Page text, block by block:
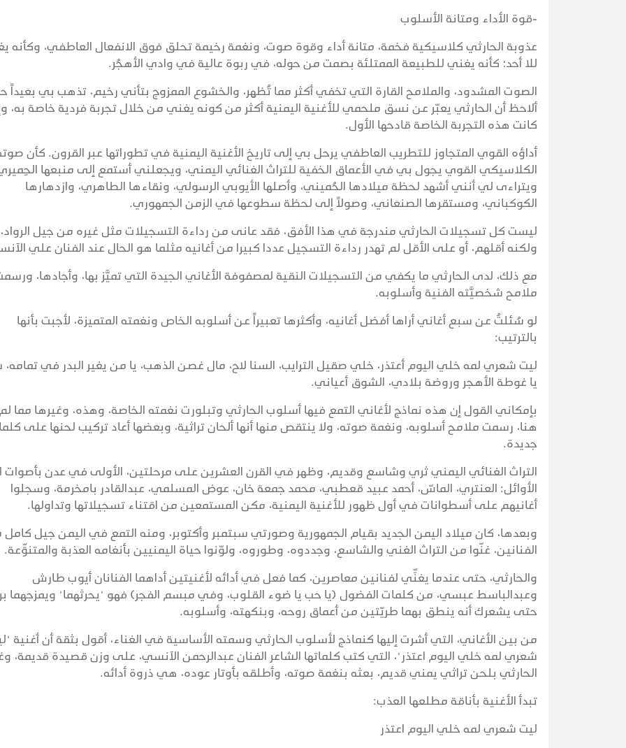
-قوة الأداء ومتانة الأسلوب
عذوبة الحارثي كلاسيكية فخمة، متانة أداء وقوة صوت، ونغمة رخيمة تحلق فوق الانفعال العاطفي، وكأنه
للا أحد؛ كأنه يغني للطبيعة الممتلئة بصمت من حوله، في ربوة عالية في وادي الأهجُر.
الصوت المشدود، والملامح القارة التي تخفي أكثر مما تُظهِر، والخشوع الممزوج بتأني رخيم، تذهب بي بعيداً
ألاحظ أن الحارثي يعبّر عن نسق ملحمي للأغنية اليمنية أكثر من كونه يغني من خلال تجربة فردية خاصة به،
كانت هذه التجربة الخاصة قادحها الأول.
أداؤه القوي المتجاوز للتطريب العاطفي يرحل بي إلى تاريخ الأغنية اليمنية في تطوراتها عبر القرون. كأن
الكلاسيكي القوي يجول بي في الأعماق الخفية للتراث الغنائي اليمني، ويجعلني أستمع إلى منبعها
ويتراءى لي أنني أشهد لحظة ميلادها الحُميني، وأصلها الأيوبي الرسولي، ونقاءها الطاهري، وازدهارها
الكوكباني، ومستقرها الصنعاني، وصولاً إلى لحظة سطوعها في الزمن الجمهوري.
ليست كل تسجيلات الحارثي مندرجة في هذا الأفق، فقد عانى من رداءة التسجيلات مثل غيره من جيل الرواد،
ولكنه أقلهم، أو على الأقل لم تهدر رداءة التسجيل عددا كبيرا من أغانيه مثلما هو الحال عند الفنان علي
مع ذلك، لدى الحارثي ما يكفي من التسجيلات النقية لمصفوفة الأغاني الجيدة التي تميَّز بها، وأجادها،
ملامح شخصيَّته الفنية وأسلوبه.
لو سُئلتُ عن سبع أغاني أراها أفضل أغانيه، وأكثرها تعبيراً عن أسلوبه الخاص ونغمته المتميزة، لأجبت بأنها
بالترتيب:
ليت شعري لمه خلي اليوم أعتذر، خلي صقيل الترايب، السنا لاح، مال غصن الذهب، يا من يغير البدر في
يا غوطة الأهجر وروضة بلادي، الشوق أعياني.
بإمكاني القول إن هذه نماذج لأغاني التمع فيها أسلوب الحارثي وتبلورت نغمته الخاصة، وهذه، وغيرها مما
هنا، رسمت ملامح أسلوبه، ونغمة صوته، ولا ينتقص منها أنها ألحان تراثية، وبعضها أعاد تركيب لحنها على
جديدة.
التراث الغنائي اليمني ثري وشاسع وقديم، وظهر في القرن العشرين على مرحلتين، الأولى في عدن بأصوات
الأوائل: العنتري، الماسّ، أحمد عبيد قعطبي، محمد جمعة خان، عوض المسلمي، عبدالقادر بامخرمة، وسجلوا
أغانيهم على أسطوانات في أول ظهور للأغنية اليمنية، مكن المستمعين من اقتناء تسجيلاتها وتداولها.
وبعدها، كان ميلاد اليمن الجديد بقيام الجمهورية وصورتي سبتمبر وأكتوبر، ومنه التمع في اليمن جيل
الفنانين، غنّوا من التراث الغني والشاسع، وجددوه، وطوروه، ولوّنوا حياة اليمنيين بأنغامه العذبة والمتنوِّعة.
والحارثي، حتى عندما يغنِّي لفنانين معاصرين، كما فعل في أدائه لأغنيتين أداهما الفنانان أيوب طارش
وعبدالباسط عبسي، من كلمات الفضول (يا حب يا ضوء القلوب، وفي مبسم الفجر) فهو "يحرثهما" ويمزجهما
حتى يشعرك أنه ينطق بهما طريّتين من أعماق روحه، وبنكهته، وأسلوبه.
من بين الأغاني، التي أشرت إليها كنماذج لأسلوب الحارثي وسمته الأساسية في الغناء، أقول بثقة أن أغنية
شعري لمه خلي اليوم اعتذر"، التي كتب كلماتها الشاعر الفنان عبدالرحمن الآنسي، على وزن قصيدة قديمة،
الحارثي بلحن تراثي يمني قديم، بعثه بنغمة صوته، وأطلقه بأوتار عوده، هي ذروة أدائه.
تبدأ الأغنية بأناقة مطلعها العذب:
ليت شعري لمه خلي اليوم اعتذر